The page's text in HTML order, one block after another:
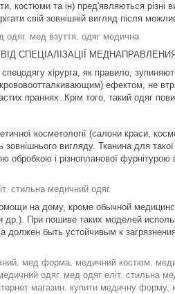
костюми та ін) пред'являються різні
свій зовнішній вигляд після
одяг. мед взуття. одяг медична
СПЕЦІАЛІЗАЦІЇ МЕДНАПРАВЛЕНИЯ
хірурга, як правило,
ефектом, не
праннях. Крім того, такий одяг
косметології (салони краси,
зовнішнього вигляду. Тканина для
обробкою і різнопланової
стильна медичний одяг.
на дому, кроме обычной
др.). При пошиве таких моделей
должен быть устойчивым к
. мед форма. медичний костюм.
одяг. мед одяг еліт. стильна
магазин. купити медичну форму.